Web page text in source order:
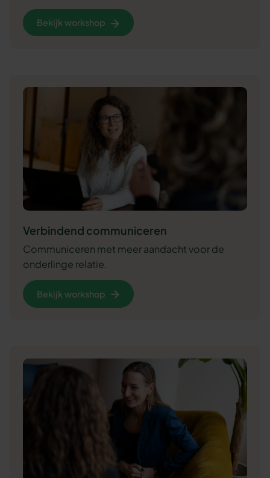
Bekijk workshop
Verbindend communiceren
Communiceren met meer aandacht voor de
onderlinge relatie.
Bekijk workshop